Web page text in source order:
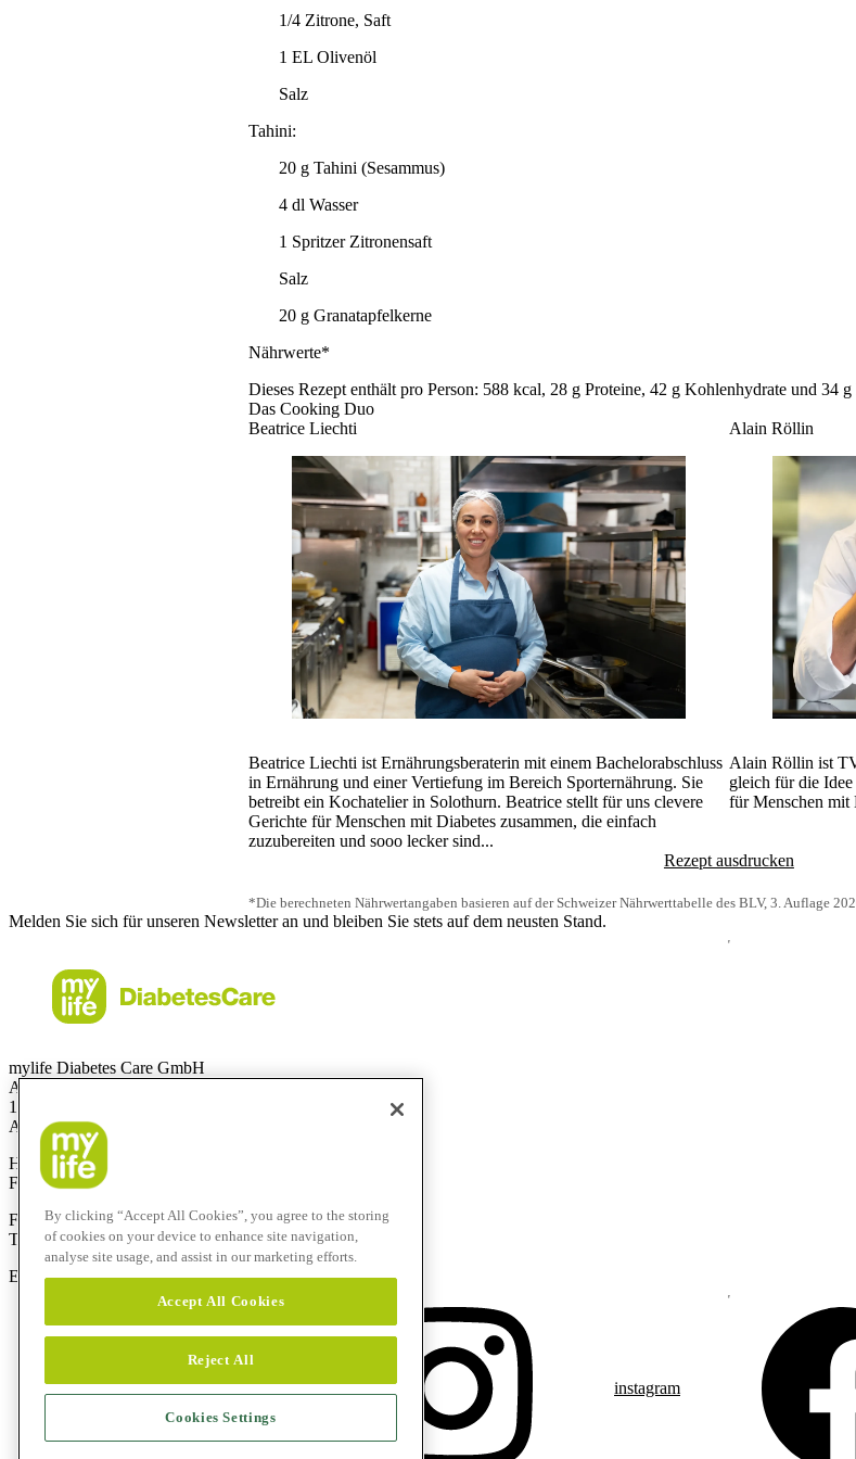
1/4 Zitrone, Saft
1 EL Olivenöl
Salz
Tahini:
20 g Tahini (Sesammus)
4 dl Wasser
1 Spritzer Zitronensaft
Salz
20 g Granatapfelkerne
Nährwerte*
Dieses Rezept enthält pro Person: 588 kcal, 28 g Proteine, 42 g Kohlenhydrate und 34 g
Das Cooking Duo
Beatrice Liechti
Beatrice Liechti ist Ernährungsberaterin mit einem Bachelorabschluss
in Ernährung und einer Vertiefung im Bereich Sporternährung. Sie
betreibt ein Kochatelier in Solothurn. Beatrice stellt für uns clevere
Gerichte für Menschen mit Diabetes zusammen, die einfach
zuzubereiten und sooo lecker sind...
Alain Röllin
Alain Röllin ist
gleich für die
für Menschen mit
Rezept ausdrucken
*Die berechneten Nährwertangaben basieren auf der Schweizer Nährwerttabelle des BLV, 3. Auflage
Melden Sie sich für unseren Newsletter an und bleiben Sie stets auf dem neusten Stand.
mylife Diabetes Care GmbH
Am Euro Platz 2
1120 Wien
Austria
Hotline:0800 300 304
Fax:+43 720 880 148
Für Anrufe aus dem Ausland:
Technik-Hotline:+43 720 882 805
E-Mail:service@mylife-diabetescare.at
instagram
By clicking “Accept All Cookies”, you agree to the storing
of cookies on your device to enhance site navigation,
analyse site usage, and assist in our marketing efforts.
Accept All Cookies
Reject All
Cookies Settings